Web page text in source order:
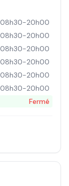
08h30-20h00
08h30-20h00
08h30-20h00
08h30-20h00
08h30-20h00
08h30-20h00
Fermé